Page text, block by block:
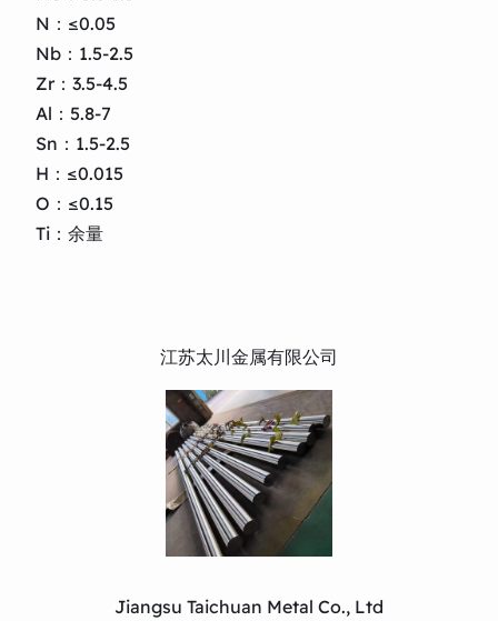
N：≤0.05
Nb：1.5-2.5
Zr：3.5-4.5
Al：5.8-7
Sn：1.5-2.5
H：≤0.015
O：≤0.15
Ti：余量
江苏太川金属有限公司
Jiangsu Taichuan Metal Co., Ltd